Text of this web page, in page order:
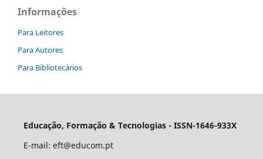
Informações
Para Leitores
Para Autores
Para Bibliotecários
Educação, Formação & Tecnologias - ISSN-1646-933X
E-mail: eft@educom.pt